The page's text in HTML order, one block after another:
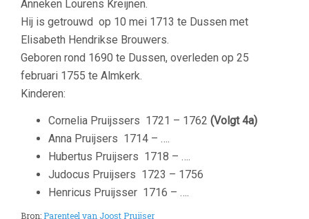
Anneken Lourens Kreijnen.
Hij is getrouwd op 10 mei 1713 te Dussen met
Elisabeth Hendrikse Brouwers.
Geboren rond 1690 te Dussen, overleden op 25
februari 1755 te Almkerk.
Kinderen:
Cornelia Pruijssers 1721 – 1762 (Volgt 4a)
Anna Pruijsers 1714 – ….
Hubertus Pruijsers 1718 – ….
Judocus Pruijsers 1723 – 1756
Henricus Pruijsser 1716 – ….
Bron: Parenteel van Joost Pruijser